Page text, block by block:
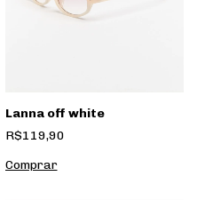
Lanna off white
R$119,90